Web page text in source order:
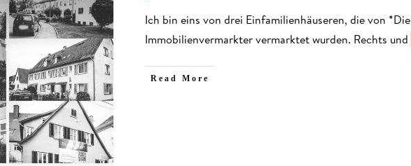
​Ich bin eins von drei Einfamilienhäuseren, die von *Die
Immobilienvermarkter vermarktet wurden. Rechts und
​Read More